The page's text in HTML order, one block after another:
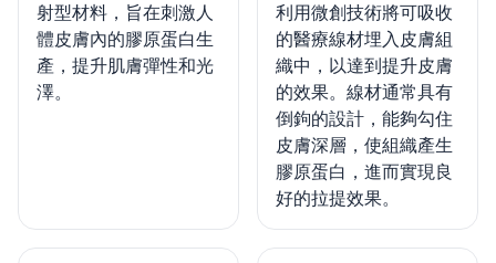
射型材料，旨在刺激人
體皮膚內的膠原蛋白生
產，提升肌膚彈性和光
澤。
利用微創技術將可吸收
的醫療線材埋入皮膚組
織中，以達到提升皮膚
的效果。線材通常具有
倒鉤的設計，能夠勾住
皮膚深層，使組織產生
膠原蛋白，進而實現良
好的拉提效果。